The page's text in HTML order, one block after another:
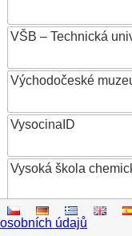
VŠB – Technická
Východočeské
VysocinaID
Vysoká škola
Vysoká škola
osobních údajů